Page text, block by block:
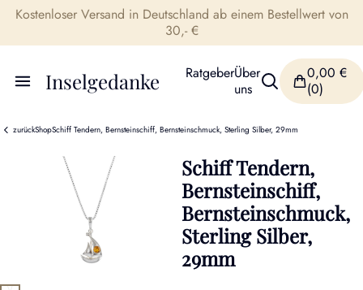
Kostenloser Versand in Deutschland ab einem Bestellwert von
30,- €
Inselgedanke RatgeberÜber
uns
0,00 €
(0)
zurückShopSchiff Tendern, Bernsteinschiff, Bernsteinschmuck, Sterling Silber, 29mm
Schiff Tendern,
Bernsteinschiff,
Bernsteinschmuck,
Sterling Silber,
29mm